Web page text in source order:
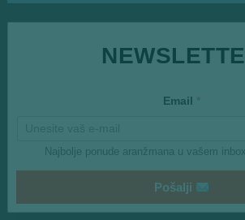
Email *
Najbolje ponude aranžmana u vašem
Pošalji